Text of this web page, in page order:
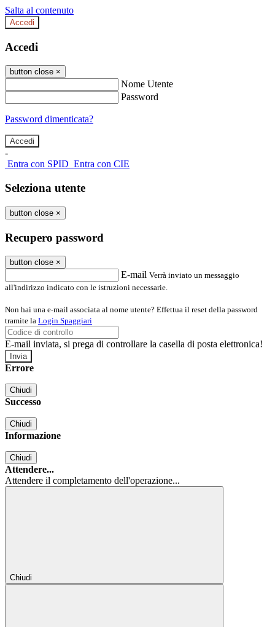
Salta al contenuto
Accedi
Accedi
button close ×
Nome Utente
Password
Password dimenticata?
-
Entra con SPID Entra con CIE
Seleziona utente
button close ×
Recupero password
button close ×
E-mail Verrà inviato un messaggio
all'indirizzo indicato con le istruzioni necessarie.
Non hai una e-mail associata al nome utente? Effettua il reset della password
tramite la Login Spaggiari
E-mail inviata, si prega di controllare la casella di posta elettronica!
Errore
Chiudi
Successo
Chiudi
Informazione
Chiudi
Attendere...
Attendere il completamento dell'operazione...
Chiudi